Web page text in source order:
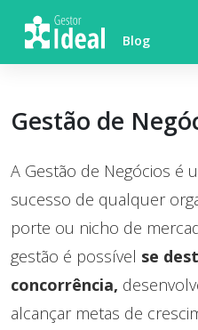
content
Blog
Gestão de
A Gestão de Negócios é
sucesso de qualquer
porte ou nicho de
gestão é possível se
concorrência,
alcançar metas de